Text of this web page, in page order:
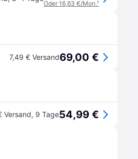
Oder 16,63 €/Mon.¹
7,49 € Versand69,00 €
Versand, 9 Tage54,99 €